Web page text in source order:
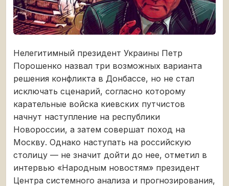
Нелегитимный президент Украины Петр
Порошенко назвал три возможных варианта
решения конфликта в Донбассе, но не стал
исключать сценарий, согласно которому
карательные войска киевских путчистов
начнут наступление на республики
Новороссии, а затем совершат поход на
Москву. Однако наступать на российскую
столицу — не значит дойти до нее, отметил в
интервью «Народным новостям» президент
Центра системного анализа и прогнозирования,